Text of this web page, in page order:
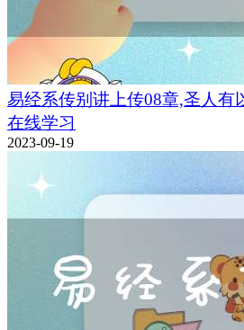
易经系传别讲上传08章,圣人有
在线学习
2023-09-19